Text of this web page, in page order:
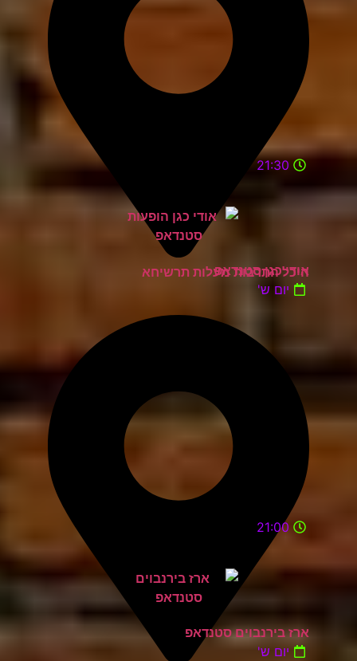
היכל התרבות מעלות תרשיחא
21:30
אודי כגן סטנדאפ
יום ש'
21:00
ארז בירנבוים סטנדאפ
יום ש'